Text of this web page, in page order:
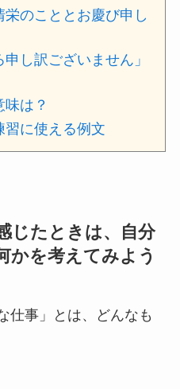
栄のこととお慶び申し
申し訳ございません」
味は？
習に使える例文
じたときは、自分
かを考えてみよう
仕事」とは、どんなも